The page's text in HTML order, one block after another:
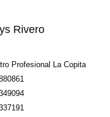
Rivero
Profesional La Copita